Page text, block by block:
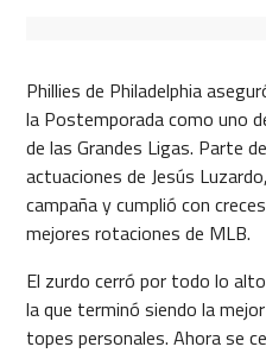
Phillies de Philadelphia
la Postemporada como uno
de las Grandes Ligas. Parte
actuaciones de Jesús
campaña y cumplió con
mejores rotaciones de MLB.
El zurdo cerró por todo lo
la que terminó siendo la
topes personales. Ahora se